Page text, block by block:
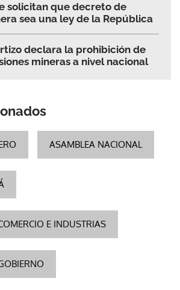
solicitan que decreto de
sea una ley de la República
declara la prohibición de
mineras a nivel nacional
ASAMBLEA NACIONAL
E INDUSTRIAS